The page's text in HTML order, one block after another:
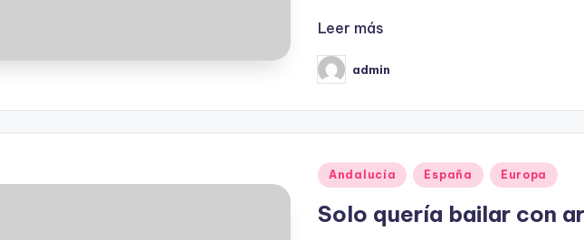
Leer más
Publicado
por
admin
Publicado
Andalucía España Europa
Solo quería bailar con